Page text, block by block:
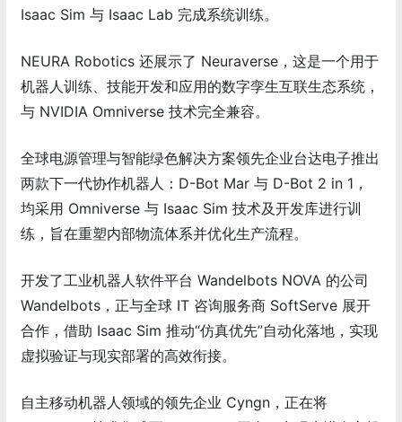
Isaac Sim 与 Isaac Lab 完成系统训练。
NEURA Robotics 还展示了 Neuraverse，这是一个用于
机器人训练、技能开发和应用的数字孪生互联生态系统，
与 NVIDIA Omniverse 技术完全兼容。
全球电源管理与智能绿色解决方案领先企业台达电子推出
两款下一代协作机器人：D-Bot Mar 与 D-Bot 2 in 1，
均采用 Omniverse 与 Isaac Sim 技术及开发库进行训
练，旨在重塑内部物流体系并优化生产流程。
开发了工业机器人软件平台 Wandelbots NOVA 的公司
Wandelbots，正与全球 IT 咨询服务商 SoftServe 展开
合作，借助 Isaac Sim 推动“仿真优先”自动化落地，实现
虚拟验证与现实部署的高效衔接。
自主移动机器人领域的领先企业 Cyngn，正在将